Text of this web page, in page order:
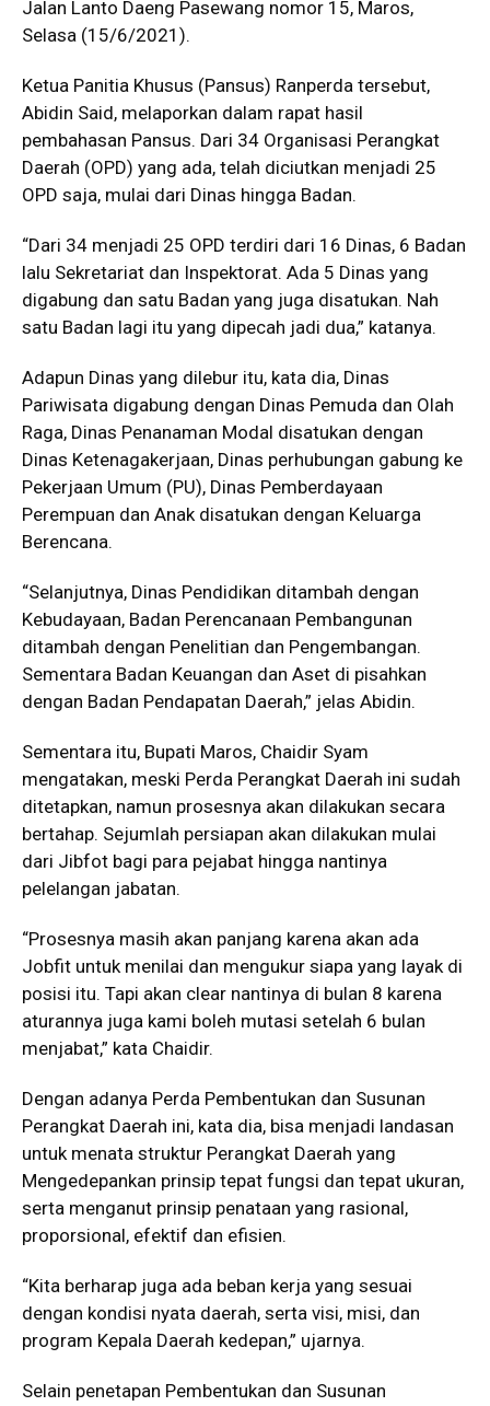
Jalan Lanto Daeng Pasewang nomor 15, Maros,
Selasa (15/6/2021).
Ketua Panitia Khusus (Pansus) Ranperda tersebut,
Abidin Said, melaporkan dalam rapat hasil
pembahasan Pansus. Dari 34 Organisasi Perangkat
Daerah (OPD) yang ada, telah diciutkan menjadi 25
OPD saja, mulai dari Dinas hingga Badan.
“Dari 34 menjadi 25 OPD terdiri dari 16 Dinas, 6 Badan
lalu Sekretariat dan Inspektorat. Ada 5 Dinas yang
digabung dan satu Badan yang juga disatukan. Nah
satu Badan lagi itu yang dipecah jadi dua,” katanya.
Adapun Dinas yang dilebur itu, kata dia, Dinas
Pariwisata digabung dengan Dinas Pemuda dan Olah
Raga, Dinas Penanaman Modal disatukan dengan
Dinas Ketenagakerjaan, Dinas perhubungan gabung ke
Pekerjaan Umum (PU), Dinas Pemberdayaan
Perempuan dan Anak disatukan dengan Keluarga
Berencana.
“Selanjutnya, Dinas Pendidikan ditambah dengan
Kebudayaan, Badan Perencanaan Pembangunan
ditambah dengan Penelitian dan Pengembangan.
Sementara Badan Keuangan dan Aset di pisahkan
dengan Badan Pendapatan Daerah,” jelas Abidin.
Sementara itu, Bupati Maros, Chaidir Syam
mengatakan, meski Perda Perangkat Daerah ini sudah
ditetapkan, namun prosesnya akan dilakukan secara
bertahap. Sejumlah persiapan akan dilakukan mulai
dari Jibfot bagi para pejabat hingga nantinya
pelelangan jabatan.
“Prosesnya masih akan panjang karena akan ada
Jobfit untuk menilai dan mengukur siapa yang layak di
posisi itu. Tapi akan clear nantinya di bulan 8 karena
aturannya juga kami boleh mutasi setelah 6 bulan
menjabat,” kata Chaidir.
Dengan adanya Perda Pembentukan dan Susunan
Perangkat Daerah ini, kata dia, bisa menjadi landasan
untuk menata struktur Perangkat Daerah yang
Mengedepankan prinsip tepat fungsi dan tepat ukuran,
serta menganut prinsip penataan yang rasional,
proporsional, efektif dan efisien.
“Kita berharap juga ada beban kerja yang sesuai
dengan kondisi nyata daerah, serta visi, misi, dan
program Kepala Daerah kedepan,” ujarnya.
Selain penetapan Pembentukan dan Susunan